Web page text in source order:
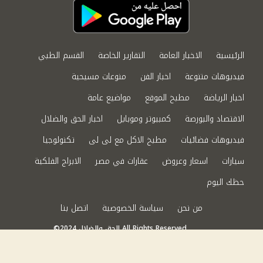
الرئيسية الاخبار العامة التقارير الخاصة
القسم الطبي
فيديوهات متنوعة
اخبار الفن
منوعات مسيحية
اخبار الرياضة
مطبخ الموقع
مواضيع عامة
الاقتصاد والبورصة
كمبيوتر وموبايل
اخبار الحق والضلال
فيديوهات فضائيات
مطبخ الاكل مع لى لى
تكنولوجيا
سيارات
اسعار وعروض عقارات في مصر
الابراج الفلكية
حظك اليوم
من نحن
سياسة الخصوصية اتصل بنا
©2024 الحق والضلال All Rights Reserved.